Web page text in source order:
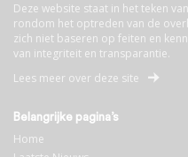
Deze website staat in het teken
rondom het optreden van de
zich niet baseren op feiten en
van integriteit en transparantie.
Lees meer over deze site
Belangrijke pagina’s
Home